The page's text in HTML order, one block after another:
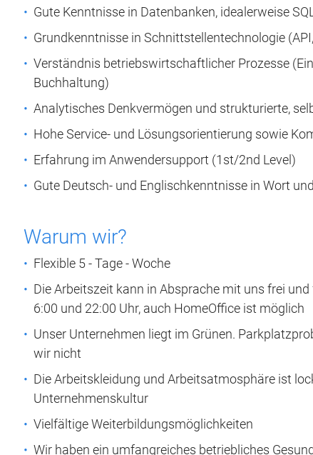
Gute Kenntnisse in Datenbanken, idealerweise SQL
Grundkenntnisse in Schnittstellentechnologie
Verständnis betriebswirtschaftlicher Prozesse
Buchhaltung)
Analytisches Denkvermögen und strukturierte,
Hohe Service- und Lösungsorientierung sowie
Erfahrung im Anwendersupport (1st/2nd Level)
Gute Deutsch- und Englischkenntnisse in Wort
Warum wir?
Flexible 5 - Tage - Woche
Die Arbeitszeit kann in Absprache mit uns frei
6:00 und 22:00 Uhr, auch HomeOffice ist möglich
Unser Unternehmen liegt im Grünen.
wir nicht
Die Arbeitskleidung und Arbeitsatmosphäre ist
Unternehmenskultur
Vielfältige Weiterbildungsmöglichkeiten
Wir haben ein umfangreiches betriebliches